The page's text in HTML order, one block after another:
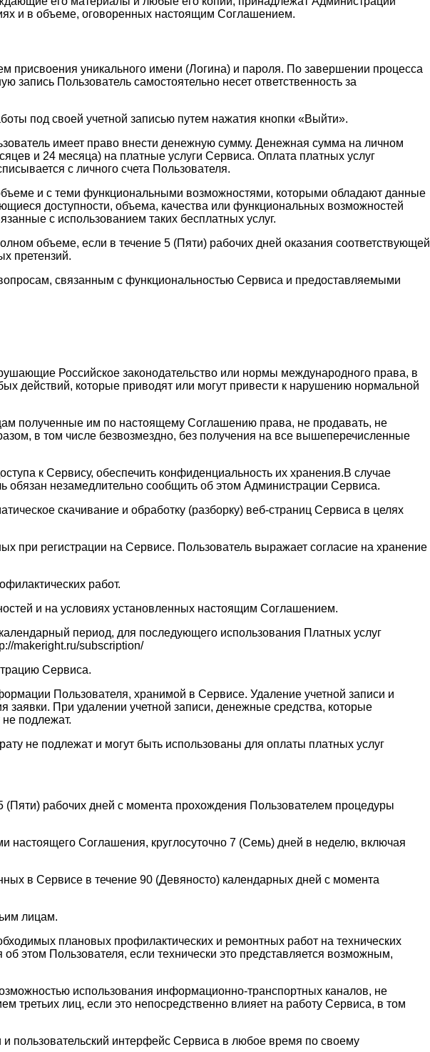
и в объеме, оговоренных настоящим Соглашением.
присвоения уникального имени (Логина) и пароля. По завершении процесса
запись Пользователь самостоятельно несет ответственность за
под своей учетной записью путем нажатия кнопки «Выйти».
имеет право внести денежную сумму. Денежная сумма на личном
и 24 месяца) на платные услуги Сервиса. Оплата платных услуг
с личного счета Пользователя.
и с теми функциональными возможностями, которыми обладают данные
доступности, объема, качества или функциональных возможностей
с использованием таких бесплатных услуг.
объеме, если в течение 5 (Пяти) рабочих дней оказания соответствующей
претензий.
связанным с функциональностью Сервиса и предоставляемыми
Российское законодательство или нормы международного права, в
действий, которые приводят или могут привести к нарушению нормальной
полученные им по настоящему Соглашению права, не продавать, не
в том числе безвозмездно, без получения на все вышеперечисленные
к Сервису, обеспечить конфиденциальность их хранения.В случае
обязан незамедлительно сообщить об этом Администрации Сервиса.
скачивание и обработку (разборку) веб-страниц Сервиса в целях
при регистрации на Сервисе. Пользователь выражает согласие на хранение
работ.
и на условиях установленных настоящим Соглашением.
период, для последующего использования Платных услуг
makeright.ru/subscription/
Сервиса.
Пользователя, хранимой в Сервисе. Удаление учетной записи и
При удалении учетной записи, денежные средства, которые
подлежат.
не подлежат и могут быть использованы для оплаты платных услуг
рабочих дней с момента прохождения Пользователем процедуры
настоящего Соглашения, круглосуточно 7 (Семь) дней в неделю, включая
в Сервисе в течение 90 (Девяносто) календарных дней с момента
лицам.
плановых профилактических и ремонтных работ на технических
этом Пользователя, если технически это представляется возможным,
использования информационно-транспортных каналов, не
лиц, если это непосредственно влияет на работу Сервиса, в том
пользовательский интерфейс Сервиса в любое время по своему